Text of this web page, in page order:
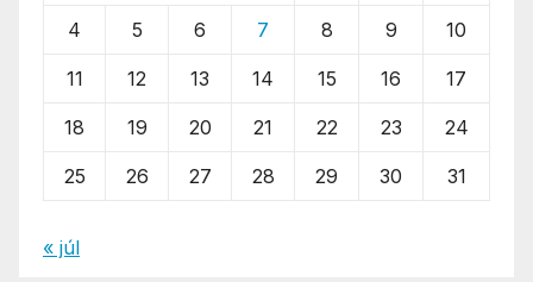
4 5 6 7 8 9 10
11 12 13 14 15 16 17
18 19 20 21 22 23 24
25 26 27 28 29 30 31
« júl